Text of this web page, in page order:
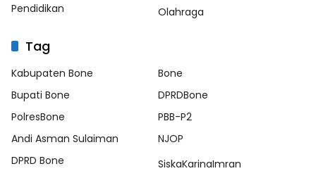
Pendidikan
Olahraga
Tag
Kabupaten Bone
Bone
Bupati Bone
DPRDBone
PolresBone
PBB-P2
Andi Asman Sulaiman
NJOP
DPRD Bone
SiskaKarinaImran